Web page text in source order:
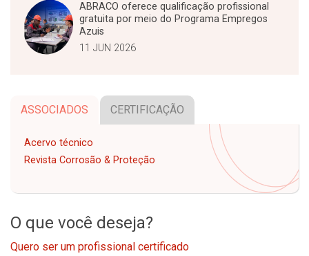
ABRACO oferece qualificação profissional
gratuita por meio do Programa Empregos
Azuis
11 JUN 2026
ASSOCIADOS CERTIFICAÇÃO
Acervo técnico
Revista Corrosão & Proteção
O que você deseja?
Quero ser um profissional certificado